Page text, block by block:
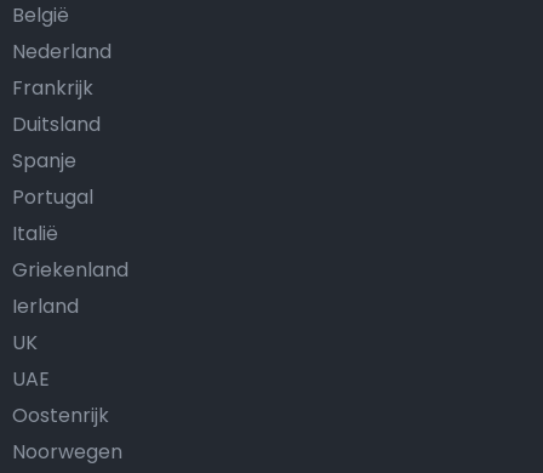
België
Nederland
Frankrijk
Duitsland
Spanje
Portugal
Italië
Griekenland
Ierland
UK
UAE
Oostenrijk
Noorwegen